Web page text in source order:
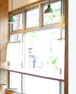
方法等に
形式に加
統計デー
者に提供